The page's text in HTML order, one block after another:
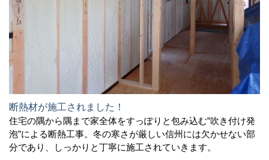
断熱材が施工されました！
住宅の隅から隅まで家全体をすっぽりと包み込む”吹き付け発
泡”による断熱工事。冬の寒さが厳しい信州には欠かせない部
分であり、しっかりと丁寧に施工されていきます。